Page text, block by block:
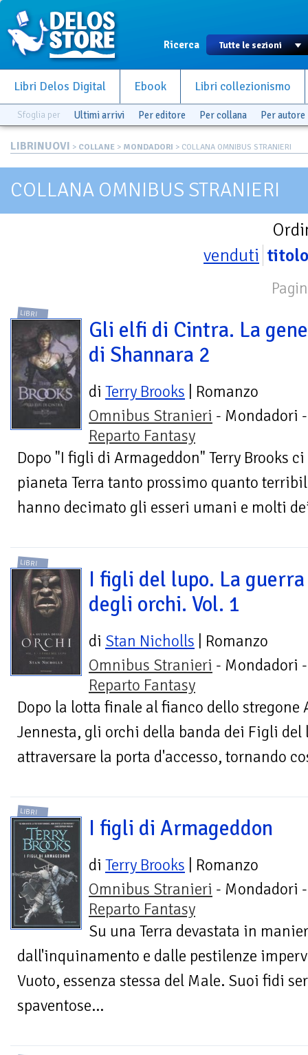
Ricerca
Libri Delos Digital Ebook Libri collezionismo
Sfoglia per Ultimi arrivi Per editore Per collana Per autore
LIBRINUOVI > COLLANE > MONDADORI > COLLANA OMNIBUS STRANIERI
COLLANA OMNIBUS STRANIERI
venduti titolo
LIBRI
Gli elfi di Cintra. La
di Shannara 2
di Terry Brooks | Romanzo
Omnibus Stranieri - Mondadori -
Reparto Fantasy
Dopo "I figli di Armageddon" Terry Brooks
pianeta Terra tanto prossimo quanto
hanno decimato gli esseri umani e molti
LIBRI
I figli del lupo. La guerra
degli orchi. Vol. 1
di Stan Nicholls | Romanzo
Omnibus Stranieri - Mondadori -
Reparto Fantasy
Dopo la lotta finale al fianco dello
Jennesta, gli orchi della banda dei Figli
attraversare la porta d'accesso, tornando
LIBRI
I figli di Armageddon
di Terry Brooks | Romanzo
Omnibus Stranieri - Mondadori -
Reparto Fantasy
Su una Terra devastata in
dall'inquinamento e dalle pestilenze
Vuoto, essenza stessa del Male. Suoi fidi
spaventose...